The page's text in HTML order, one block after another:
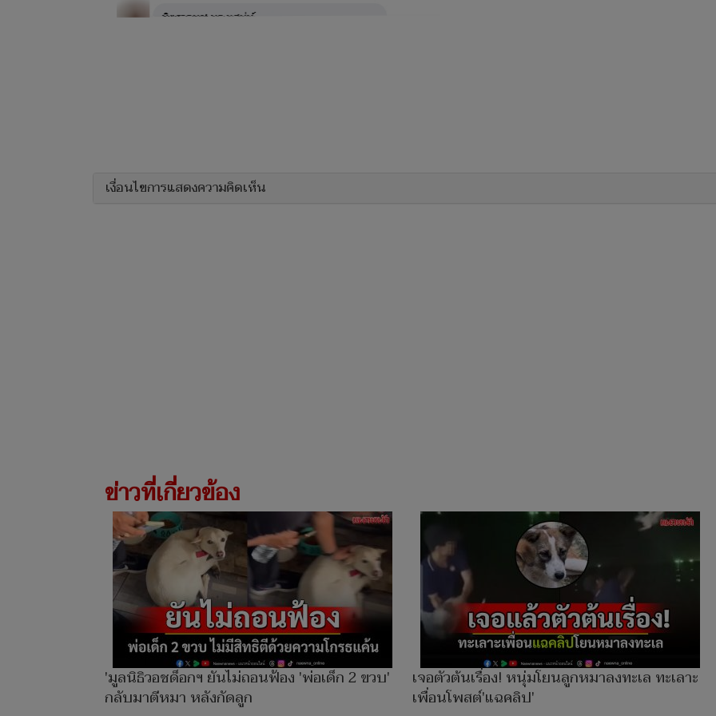
เงื่อนไขการแสดงความคิดเห็น
ข่าวที่เกี่ยวข้อง
'มูลนิธิวอชด็อกฯ ยันไม่ถอนฟ้อง 'พ่อเด็ก 2 ขวบ'
กลับมาตีหมา หลังกัดลูก
เจอตัวต้นเรื่อง! หนุ่มโยนลูกหมาลงทะเล ทะเลาะ
เพื่อนโพสต์'แฉคลิป'